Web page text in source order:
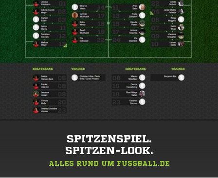
SPITZENSPIEL.
SPITZEN-LOOK.
ALLES RUND UM FUSSBALL.DE